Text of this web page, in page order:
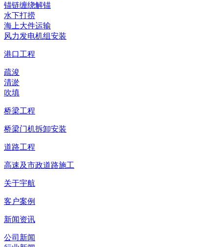
锚链缠绕解锚
水下打捞
海上大件运输
风力发电机组安装
港口工程
疏浚
清淤
吹填
桥梁工程
桥梁门机拆卸安装
道路工程
高速及市政道路施工
关于宇航
客户案例
新闻资讯
公司新闻